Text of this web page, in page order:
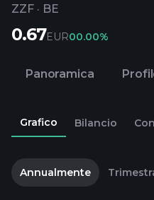
ZZF · BE
0.67EUR00.00%
Panoramica
Grafico Bilancio
Annualmente